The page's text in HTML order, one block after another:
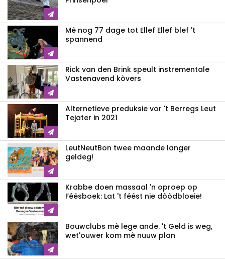
Mè nog 77 dage tot Ellef Ellef blef 't
spannend
Rick van den Brink speult instrementale
Vastenavend kòvers
Alternetieve preduksie vor 't Berregs Leut
Tejater in 2021
LeutNeutBon twee maande langer
geldeg!
Krabbe doen massaal 'n oproep op
Féésboek: Lat 't féést nie dòòdbloeie!
Bouwclubs mè lege ande. 't Geld is weg,
wet'ouwer kom mè nuuw plan